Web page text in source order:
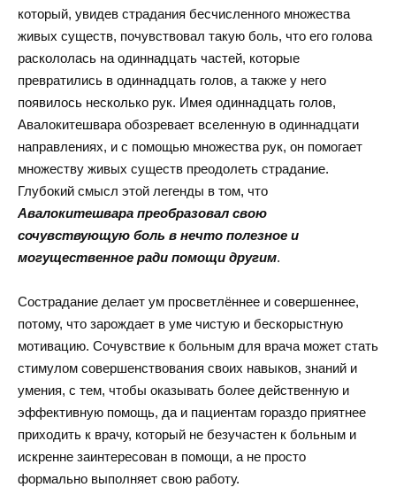
который, увидев страдания бесчисленного множества
живых существ, почувствовал такую боль, что его голова
раскололась на одиннадцать частей, которые
превратились в одиннадцать голов, а также у него
появилось несколько рук. Имея одиннадцать голов,
Авалокитешвара обозревает вселенную в одиннадцати
направлениях, и с помощью множества рук, он помогает
множеству живых существ преодолеть страдание.
Глубокий смысл этой легенды в том, что
Авалокитешвара преобразовал свою
сочувствующую боль в нечто полезное и
могущественное ради помощи другим.
Сострадание делает ум просветлённее и совершеннее,
потому, что зарождает в уме чистую и бескорыстную
мотивацию. Сочувствие к больным для врача может стать
стимулом совершенствования своих навыков, знаний и
умения, с тем, чтобы оказывать более действенную и
эффективную помощь, да и пациентам гораздо приятнее
приходить к врачу, который не безучастен к больным и
искренне заинтересован в помощи, а не просто
формально выполняет свою работу.